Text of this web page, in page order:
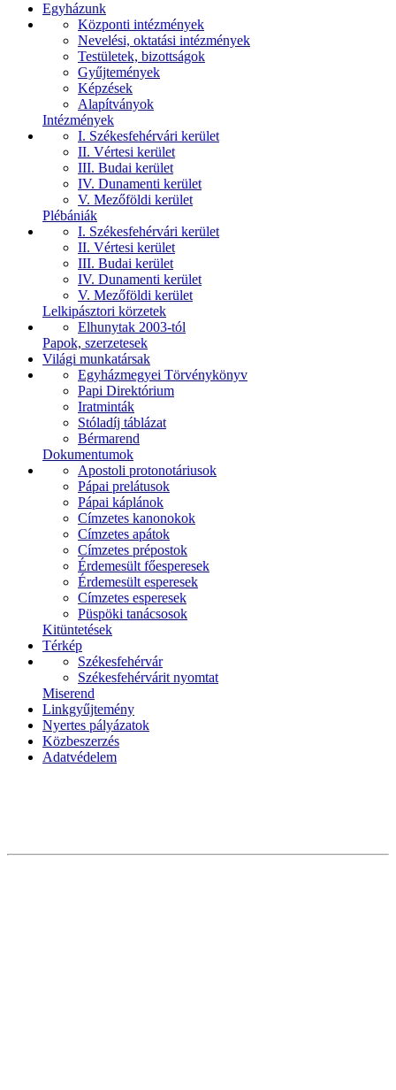
Egyházunk
Központi intézmények
Nevelési, oktatási intézmények
Testületek, bizottságok
Gyűjtemények
Képzések
Alapítványok
Intézmények
I. Székesfehérvári kerület
II. Vértesi kerület
III. Budai kerület
IV. Dunamenti kerület
V. Mezőföldi kerület
Plébániák
I. Székesfehérvári kerület
II. Vértesi kerület
III. Budai kerület
IV. Dunamenti kerület
V. Mezőföldi kerület
Lelkipásztori körzetek
Elhunytak 2003-tól
Papok, szerzetesek
Világi munkatársak
Egyházmegyei Törvénykönyv
Papi Direktórium
Iratminták
Stóladíj táblázat
Bérmarend
Dokumentumok
Apostoli protonotáriusok
Pápai prelátusok
Pápai káplánok
Címzetes kanonokok
Címzetes apátok
Címzetes prépostok
Érdemesült főesperesek
Érdemesült esperesek
Címzetes esperesek
Püspöki tanácsosok
Kitüntetések
Térkép
Székesfehérvár
Székesfehérvárit nyomtat
Miserend
Linkgyűjtemény
Nyertes pályázatok
Közbeszerzés
Adatvédelem